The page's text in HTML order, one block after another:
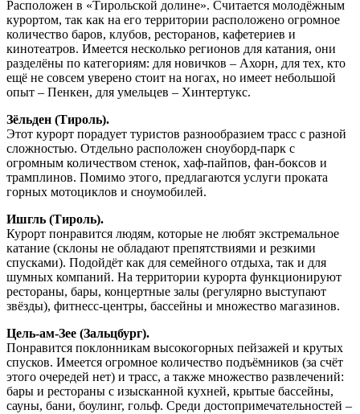
Расположен в «Тирольской долине». Считается молодёжным
курортом, так как на его территории расположено огромное
количество баров, клубов, ресторанов, кафетериев и
кинотеатров. Имеется несколько регионов для катания, они
разделёны по категориям: для новичков – Ахорн, для тех, кто
ещё не совсем уверено стоит на ногах, но имеет небольшой
опыт – Пенкен, для умельцев – Хинтертукс.
Зёльден (Тироль).
Этот курорт порадует туристов разнообразием трасс с разной
сложностью. Отдельно расположен сноуборд-парк с
огромным количеством стенок, хаф-пайпов, фан-боксов и
трамплинов. Помимо этого, предлагаются услуги проката
горных мотоциклов и сноумобилей.
Ишгль (Тироль).
Курорт понравится людям, которые не любят экстремальное
катание (склоны не обладают препятствиями и резкими
спусками). Подойдёт как для семейного отдыха, так и для
шумных компаний. На территории курорта функционируют
рестораны, бары, концертные залы (регулярно выступают
звёзды), фитнесс-центры, бассейны и множество магазинов.
Цель-ам-Зее (Зальцбург).
Понравится поклонникам высокогорных пейзажей и крутых
спусков. Имеется огромное количество подъёмников (за счёт
этого очередей нет) и трасс, а также множество развлечений:
бары и рестораны с изысканной кухней, крытые бассейны,
сауны, бани, боулинг, гольф. Среди достопримечательностей –